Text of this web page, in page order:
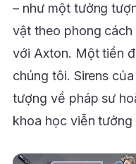
– như một tưởng
vật theo phong
với Axton. Một tiền
chúng tôi. Sirens
tượng về pháp sư
khoa học viễn tưởng